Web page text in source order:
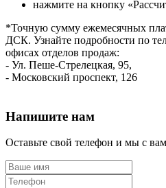
нажмите на кнопку
*Точную сумму ежемесячных
ДСК. Узнайте подробности по
офисах отделов продаж:
- Ул. Пеше-Стрелецкая, 95,
- Московский проспект, 126
Напишите нам
Оставьте свой телефон и мы с